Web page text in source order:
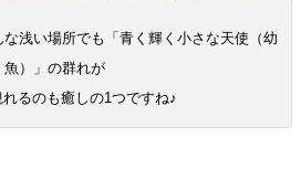
浅い場所でも「青く輝く小さな天使（幼
魚）」の群れが
れるのも癒しの1つですね♪